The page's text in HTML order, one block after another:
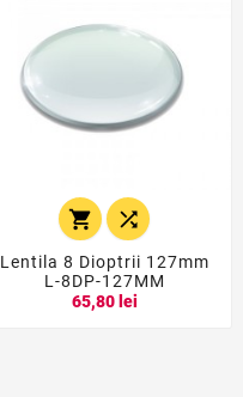
 
Lentila 8 Dioptrii 127mm
L-8DP-127MM
65,80 lei